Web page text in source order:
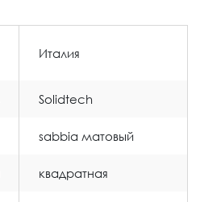
Италия
Solidtech
sabbia матовый
квадратная